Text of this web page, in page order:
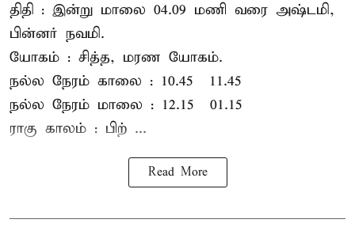
திதி : இன்று மாலை 04.09 மணி வரை அஷ்டமி,
பின்னர் நவமி.
யோகம் : சித்த, மரண யோகம்.
நல்ல நேரம் காலை : 10.45 – 11.45
நல்ல நேரம் மாலை : 12.15 – 01.15
ராகு காலம் : பிற் ...
Read More